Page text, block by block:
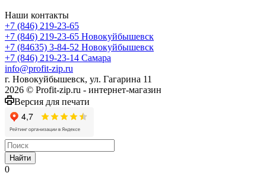
Наши контакты
+7 (846) 219-23-65
+7 (846) 219-23-65 Новокуйбышевск
+7 (84635) 3-84-52 Новокуйбышевск
+7 (846) 219-23-14 Самара
info@profit-zip.ru
г. Новокуйбышевск, ул. Гагарина 11
2026 © Profit-zip.ru - интернет-магазин
Версия для печати
Найти
0